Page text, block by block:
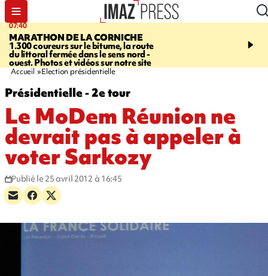
07:40
MARATHON DE LA CORNICHE
1.300 coureurs sur le bitume, la route
du littoral fermée dans le sens nord -
ouest. Photos et vidéos sur notre site
10:33
l’enfance - une
Accueil Election présidentielle
Présidentielle - 2e tour
Le MoDem Réunion ne
devrait pas à appeler à
voter Sarkozy
Publié le 25 avril 2012 à 16:45